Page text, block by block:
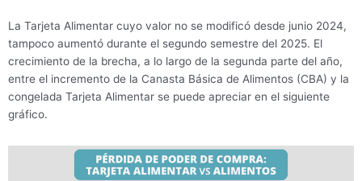
La Tarjeta Alimentar cuyo valor no se modificó desde junio 2024,
tampoco aumentó durante el segundo semestre del 2025. El
crecimiento de la brecha, a lo largo de la segunda parte del año,
entre el incremento de la Canasta Básica de Alimentos (CBA) y la
congelada Tarjeta Alimentar se puede apreciar en el siguiente
gráfico.